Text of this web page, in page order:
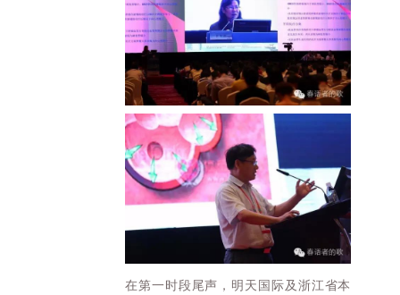
在第一时段尾声，明天国际及浙江省本